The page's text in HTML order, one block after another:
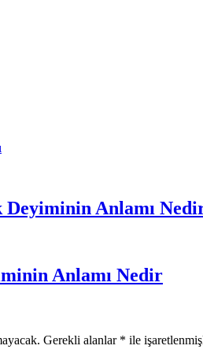
Deyiminin Anlamı
Anlamı Nedir
Gerekli alanlar * ile